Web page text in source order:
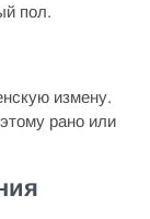
пол.
измену.
рано или